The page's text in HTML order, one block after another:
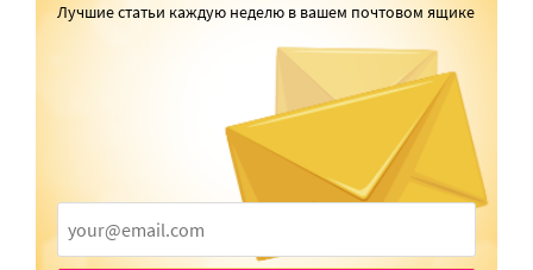
Лучшие статьи каждую неделю в вашем почтовом ящике